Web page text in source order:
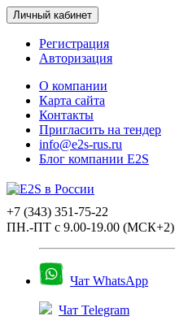
Личный кабинет
Регистрация
Авторизация
О компании
Карта сайта
Контакты
Пригласить на тендер
info@e2s-rus.ru
Блог компании E2S
+7 (343) 351-75-22
ПН.-ПТ с 9.00-19.00 (МСК+2)
Чат WhatsApp
Чат Telegram